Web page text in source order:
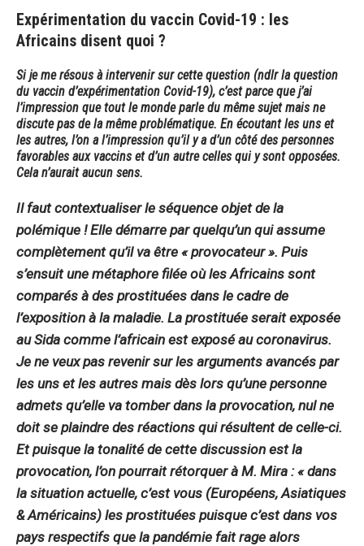
Expérimentation du vaccin Covid-19 : les
Africains disent quoi ?
Si je me résous à intervenir sur cette question (ndlr la question
du vaccin d’expérimentation Covid-19), c’est parce que j’ai
l’impression que tout le monde parle du même sujet mais ne
discute pas de la même problématique. En écoutant les uns et
les autres, l’on a l’impression qu’il y a d’un côté des personnes
favorables aux vaccins et d’un autre celles qui y sont opposées.
Cela n’aurait aucun sens.
Il faut contextualiser le séquence objet de la
polémique ! Elle démarre par quelqu’un qui assume
complètement qu’il va être «provocateur». Puis
s’ensuit une métaphore filée où les Africains sont
comparés à des prostituées dans le cadre de
l’exposition à la maladie. La prostituée serait exposée
au Sida comme l’africain est exposé au coronavirus.
Je ne veux pas revenir sur les arguments avancés par
les uns et les autres mais dès lors qu’une personne
admets qu’elle va tomber dans la provocation, nul ne
doit se plaindre des réactions qui résultent de celle-ci.
Et puisque la tonalité de cette discussion est la
provocation, l’on pourrait rétorquer à M. Mira : «dans
la situation actuelle, c’est vous (Européens, Asiatiques
& Américains) les prostituées puisque c’est dans vos
pays respectifs que la pandémie fait rage alors